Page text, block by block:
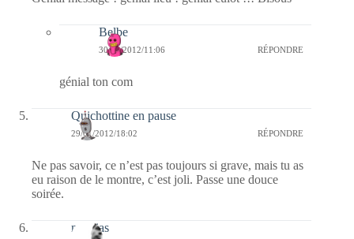
Belbe
30/01/2012/11:06 RÉPONDRE
génial ton com
Quichottine en pause
29/01/2012/18:02 RÉPONDRE
Ne pas savoir, ce n’est pas toujours si grave, mais tu as
eu raison de le montre, c’est joli. Passe une douce
soirée.
mathias